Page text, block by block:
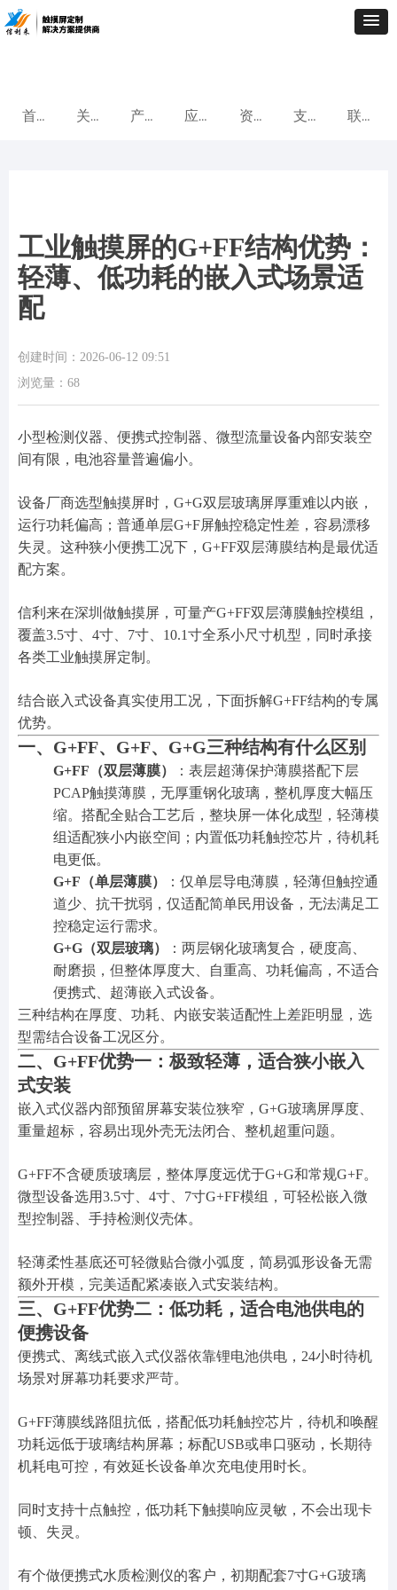
首页 关于我们 产品中心 应用案例 资讯中心 支持与服务 联系我们
工业触摸屏的G+FF结构优势：
轻薄、低功耗的嵌入式场景适
配
小型检测仪器、便携式控制器、微型流量设备内部安装空
间有限，电池容量普遍偏小。
设备厂商选型触摸屏时，G+G双层玻璃屏厚重难以内嵌，
运行功耗偏高；普通单层G+F屏触控稳定性差，容易漂移
失灵。这种狭小便携工况下，G+FF双层薄膜结构是最优适
配方案。
信利来在深圳做触摸屏，可量产G+FF双层薄膜触控模组，
覆盖3.5寸、4寸、7寸、10.1寸全系小尺寸机型，同时承接
各类工业触摸屏定制。
结合嵌入式设备真实使用工况，下面拆解G+FF结构的专属
优势。
一、G+FF、G+F、G+G三种结构有什么区别
G+FF（双层薄膜）
：表层超薄保护薄膜搭配下层
PCAP触摸薄膜，无厚重钢化玻璃，整机厚度大幅压
缩。搭配全贴合工艺后，整块屏一体化成型，轻薄模
组适配狭小内嵌空间；内置低功耗触控芯片，待机耗
电更低。
G+F（单层薄膜）
：仅单层导电薄膜，轻薄但触控通
道少、抗干扰弱，仅适配简单民用设备，无法满足工
控稳定运行需求。
G+G（双层玻璃）
：两层钢化玻璃复合，硬度高、
耐磨损，但整体厚度大、自重高、功耗偏高，不适合
便携式、超薄嵌入式设备。
三种结构在厚度、功耗、内嵌安装适配性上差距明显，选
型需结合设备工况区分。
二、G+FF优势一：极致轻薄，适合狭小嵌入
式安装
嵌入式仪器内部预留屏幕安装位狭窄，G+G玻璃屏厚度、
重量超标，容易出现外壳无法闭合、整机超重问题。
G+FF不含硬质玻璃层，整体厚度远优于G+G和常规G+F。
微型设备选用3.5寸、4寸、7寸G+FF模组，可轻松嵌入微
型控制器、手持检测仪壳体。
轻薄柔性基底还可轻微贴合微小弧度，简易弧形设备无需
额外开模，完美适配紧凑嵌入式安装结构。
三、G+FF优势二：低功耗，适合电池供电的
便携设备
便携式、离线式嵌入式仪器依靠锂电池供电，24小时待机
场景对屏幕功耗要求严苛。
G+FF薄膜线路阻抗低，搭配低功耗触控芯片，待机和唤醒
功耗远低于玻璃结构屏幕；标配USB或串口驱动，长期待
机耗电可控，有效延长设备单次充电使用时长。
同时支持十点触控，低功耗下触摸响应灵敏，不会出现卡
顿、失灵。
有个做便携式水质检测仪的客户，初期配套7寸G+G玻璃
创建时间： 2026-06-12 09:51
浏览量： 68